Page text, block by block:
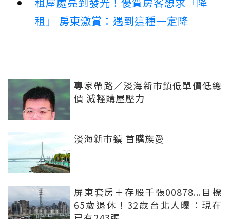
租」 房東激賞：遇到這種一定降
專家帶路／淡海新市鎮低單價低總
價 減輕購屋壓力
淡海新市鎮 首購族愛
屏東套房＋存股千張00878...目標
65歲退休！32歲台北人曝：現在